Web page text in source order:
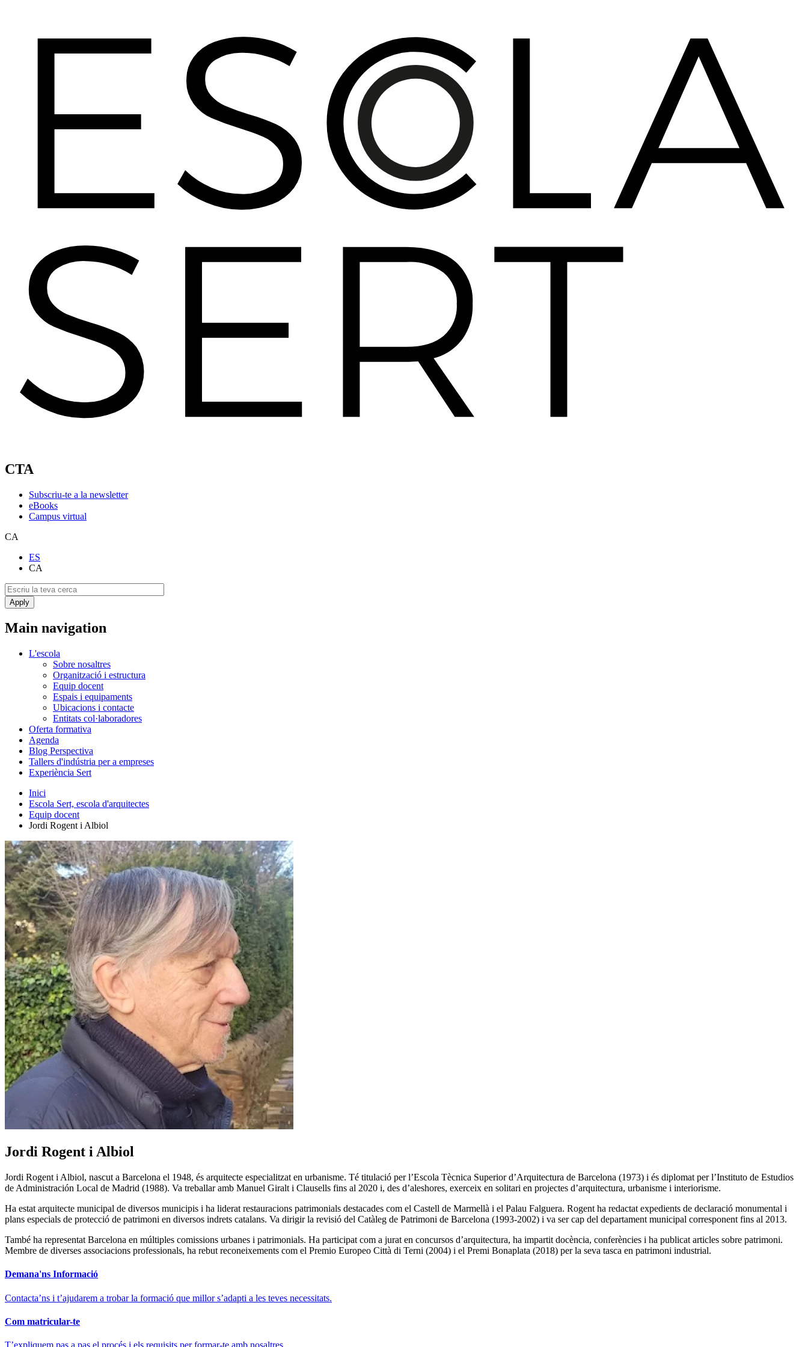
CTA
Subscriu-te a la newsletter
eBooks
Campus virtual
CA
ES
CA
Main navigation
L'escola
Sobre nosaltres
Organització i estructura
Equip docent
Espais i equipaments
Ubicacions i contacte
Entitats col·laboradores
Oferta formativa
Agenda
Blog Perspectiva
Tallers d'indústria per a empreses
Experiència Sert
Inici
Escola Sert, escola d'arquitectes
Equip docent
Jordi Rogent i Albiol
Jordi Rogent i Albiol
Jordi Rogent i Albiol, nascut a Barcelona el 1948, és arquitecte especialitzat en urbanisme. Té titulació per l’Escola Tècnica Superior d’Arquitectura de Barcelona (1973) i és diplomat per l’Instituto de Estudios
de Administración Local de Madrid (1988). Va treballar amb Manuel Giralt i Clausells fins al 2020 i, des d’aleshores, exerceix en solitari en projectes d’arquitectura, urbanisme i interiorisme.
Ha estat arquitecte municipal de diversos municipis i ha liderat restauracions patrimonials destacades com el Castell de Marmellà i el Palau Falguera. Rogent ha redactat expedients de declaració monumental i
plans especials de protecció de patrimoni en diversos indrets catalans. Va dirigir la revisió del Catàleg de Patrimoni de Barcelona (1993-2002) i va ser cap del departament municipal corresponent fins al 2013.
També ha representat Barcelona en múltiples comissions urbanes i patrimonials. Ha participat com a jurat en concursos d’arquitectura, ha impartit docència, conferències i ha publicat articles sobre patrimoni.
Membre de diverses associacions professionals, ha rebut reconeixements com el Premio Europeo Città di Terni (2004) i el Premi Bonaplata (2018) per la seva tasca en patrimoni industrial.
Demana'ns Informació
Contacta’ns i t’ajudarem a trobar la formació que millor s’adapti a les teves necessitats.
Com matricular-te